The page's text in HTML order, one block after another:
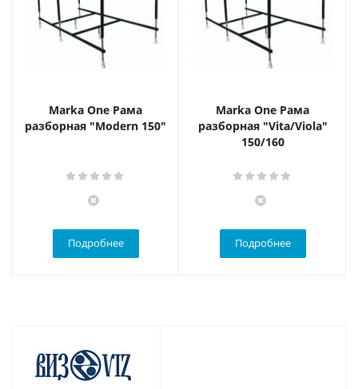
Marka One Рама
разборная "Modern 150"
Подробнее
Marka One Рама
разборная "Vita/Viola"
150/160
Подробнее